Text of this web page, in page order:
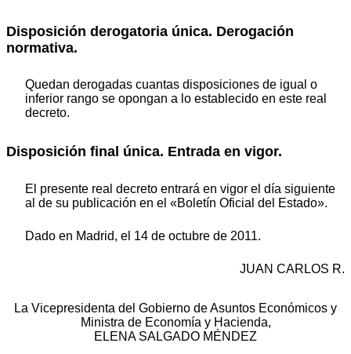
Disposición derogatoria única. Derogación
normativa.
Quedan derogadas cuantas disposiciones de igual o
inferior rango se opongan a lo establecido en este real
decreto.
Disposición final única. Entrada en vigor.
El presente real decreto entrará en vigor el día siguiente
al de su publicación en el «Boletín Oficial del Estado».
Dado en Madrid, el 14 de octubre de 2011.
JUAN CARLOS R.
La Vicepresidenta del Gobierno de Asuntos Económicos y
Ministra de Economía y Hacienda,
ELENA SALGADO MÉNDEZ